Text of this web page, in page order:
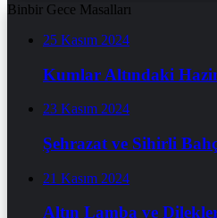
Binbir Gece Masalları
25 Kasım 2024
Kumlar Altındaki
23 Kasım 2024
Şehrazat ve Sihirli
21 Kasım 2024
Altın Lamba ve